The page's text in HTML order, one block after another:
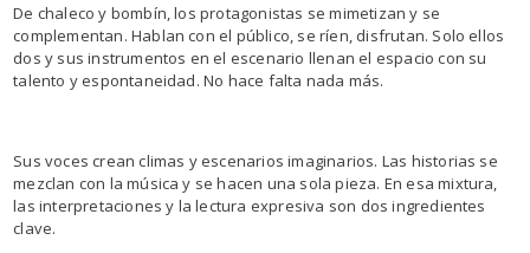
De chaleco y bombín, los protagonistas se mimetizan y se
complementan. Hablan con el público, se ríen, disfrutan. Solo ellos
dos y sus instrumentos en el escenario llenan el espacio con su
talento y espontaneidad. No hace falta nada más.
Sus voces crean climas y escenarios imaginarios. Las historias se
mezclan con la música y se hacen una sola pieza. En esa mixtura,
las interpretaciones y la lectura expresiva son dos ingredientes
clave.